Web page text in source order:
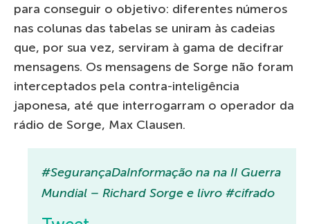
para conseguir o objetivo: diferentes números
nas colunas das tabelas se uniram às cadeias
que, por sua vez, serviram à gama de decifrar
mensagens. Os mensagens de Sorge não foram
interceptados pela contra-inteligência
japonesa, até que interrogarram o operador da
rádio de Sorge, Max Clausen.
#SegurançaDaInformação na na II Guerra
Mundial – Richard Sorge e livro #cifrado